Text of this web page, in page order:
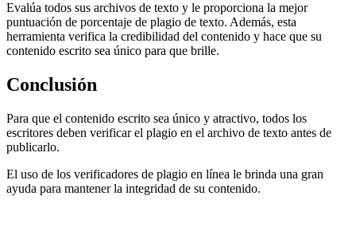
Evalúa todos sus archivos de texto y le proporciona la mejor
puntuación de porcentaje de plagio de texto. Además, esta
herramienta verifica la credibilidad del contenido y hace que su
contenido escrito sea único para que brille.
Conclusión
Para que el contenido escrito sea único y atractivo, todos los
escritores deben verificar el plagio en el archivo de texto antes de
publicarlo.
El uso de los verificadores de plagio en línea le brinda una gran
ayuda para mantener la integridad de su contenido.